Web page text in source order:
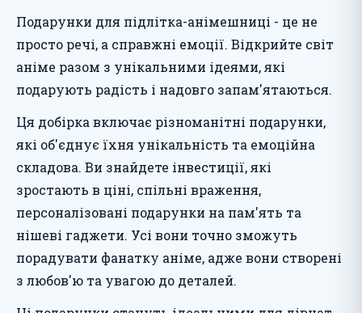
Подарунки для підлітка-анімешниці - це не
просто речі, а справжні емоції. Відкрийте світ
аніме разом з унікальними ідеями, які
подарують радість і надовго запам'ятаються.
Ця добірка включає різноманітні подарунки,
які об'єднує їхня унікальність та емоційна
складова. Ви знайдете інвестиції, які
зростають в ціні, спільні враження,
персоналізовані подарунки на пам'ять та
нішеві гаджети. Усі вони точно зможуть
порадувати фанатку аніме, адже вони створені
з любов'ю та увагою до деталей.